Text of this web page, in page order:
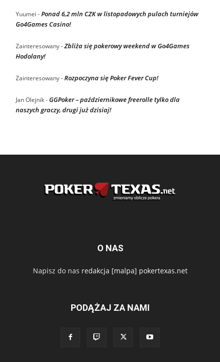
Yuumei -Ponad 6,2 mln CZK w listopadowych pulach turniejów
Go4Games Casino!
Zainteresowany-Zbliża się pokerowy weekend w Go4Games
Hodolany!
Zainteresowany-Rozpoczyna się Poker Fever Cup!
Jan Olejnik-GGPoker – październikowe freerolle tylko dla
naszych graczy, drugi już dzisiaj!
O NAS
Napisz do nas redakcja [malpa] pokertexas.net
PODĄŻAJ ZA NAMI